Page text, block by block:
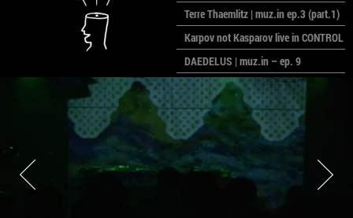
Terre Thaemlitz | muz.in ep.3 (part.1)
Karpov not Kasparov live in CONTROL
DAEDELUS | muz.in – ep. 9
LALELE, LALELE – prima premieră a
anului la MACAZ
CinePOLSKA – filme poloneze la
București
PEOPLE OF ROMANIA se lansează la
galeria Simeza
All Stars For Outernational